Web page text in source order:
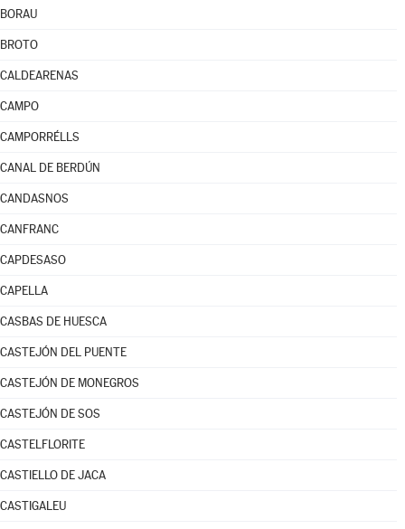
BORAU
BROTO
CALDEARENAS
CAMPO
CAMPORRÉLLS
CANAL DE BERDÚN
CANDASNOS
CANFRANC
CAPDESASO
CAPELLA
CASBAS DE HUESCA
CASTEJÓN DEL PUENTE
CASTEJÓN DE MONEGROS
CASTEJÓN DE SOS
CASTELFLORITE
CASTIELLO DE JACA
CASTIGALEU